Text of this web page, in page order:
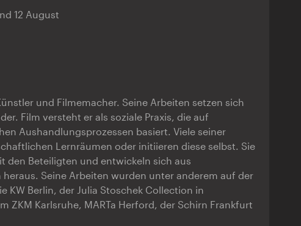
12 August
und Filmemacher. Seine Arbeiten setzen sich
Film versteht er als soziale Praxis, die auf
Aushandlungsprozessen basiert. Viele seiner
Lernräumen oder initiieren diese selbst. Sie
den Beteiligten und entwickeln sich aus
Seine Arbeiten wurden unter anderem auf der
KW Berlin, der Julia Stoschek Collection in
ZKM Karlsruhe, MARTa Herford, der Schirn Frankfurt